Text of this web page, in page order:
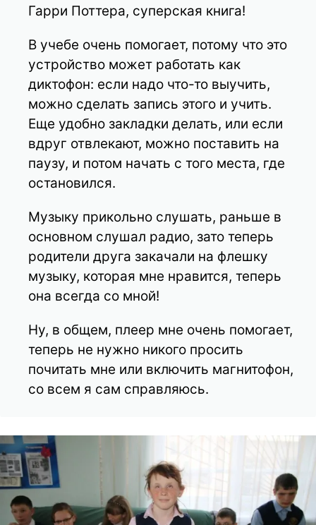
Гарри Поттера, суперская книга!
В учебе очень помогает, потому что это
устройство может работать как
диктофон: если надо что-то выучить,
можно сделать запись этого и учить.
Еще удобно закладки делать, или если
вдруг отвлекают, можно поставить на
паузу, и потом начать с того места, где
остановился.
Музыку прикольно слушать, раньше в
основном слушал радио, зато теперь
родители друга закачали на флешку
музыку, которая мне нравится, теперь
она всегда со мной!
Ну, в общем, плеер мне очень помогает,
теперь не нужно никого просить
почитать мне или включить магнитофон,
со всем я сам справляюсь.